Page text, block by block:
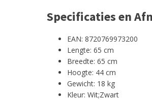
Specificaties en
EAN: 8720769973200
Lengte: 65 cm
Breedte: 65 cm
Hoogte: 44 cm
Gewicht: 18 kg
Kleur: Wit;Zwart